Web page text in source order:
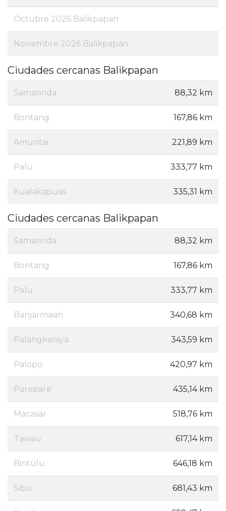
Octubre 2026 Balikpapan
Noviembre 2026 Balikpapan
Ciudades cercanas Balikpapan
Samarinda 88,32 km
Bontang 167,86 km
Amuntai 221,89 km
Palu 333,77 km
Kualakapuas 335,31 km
Ciudades cercanas Balikpapan
Samarinda 88,32 km
Bontang 167,86 km
Palu 333,77 km
Banjarmasin 340,68 km
Palangkaraya 343,59 km
Palopo 420,97 km
Parepare 435,14 km
Macasar 518,76 km
Tawau 617,14 km
Bintulu 646,18 km
Sibu 681,43 km